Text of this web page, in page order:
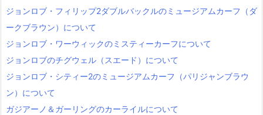
ジョンロブ・フィリップ2ダブルバックルのミュージアムカーフ（ダ
ークブラウン）について
ジョンロブ・ワーウィックのミスティーカーフについて
ジョンロブのチグウェル（スエード）について
ジョンロブ・シティー2のミュージアムカーフ（パリジャンブラウ
ン）について
ガジアーノ＆ガーリングのカーライルについて